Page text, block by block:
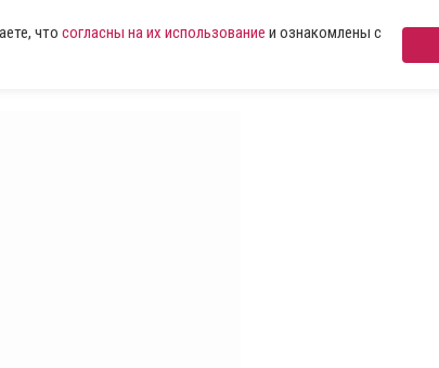
что согласны на их использование и ознакомлены с